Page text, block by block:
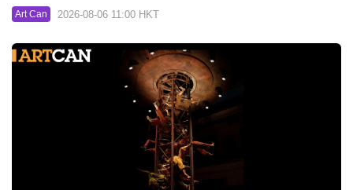
Art Can 2026-08-06 11:00 HKT